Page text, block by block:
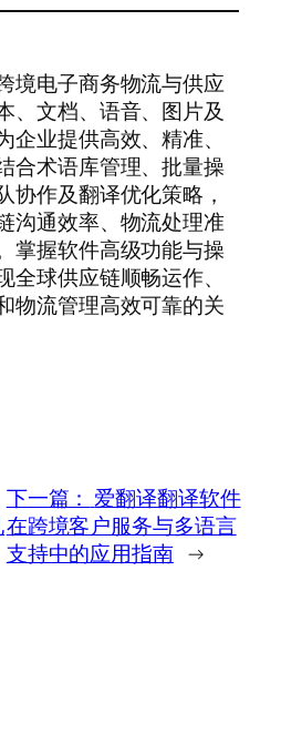
境电子商务物流与供应
、文档、语音、图片及
企业提供高效、精准、
合术语库管理、批量操
协作及翻译优化策略，
沟通效率、物流处理准
掌握软件高级功能与操
球供应链顺畅运作、
物流管理高效可靠的关
下一篇： 爱翻译翻译软件
在跨境客户服务与多语言
支持中的应用指南 →